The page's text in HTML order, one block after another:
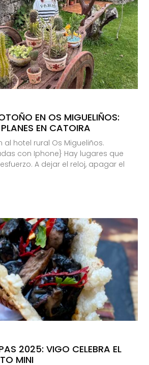
EN OS MIGUELIÑOS:
EN CATOIRA
al hotel rural Os Migueliños.
con Iphone} Hay lugares que
A dejar el reloj, apagar el
2025: VIGO CELEBRA EL
MINI